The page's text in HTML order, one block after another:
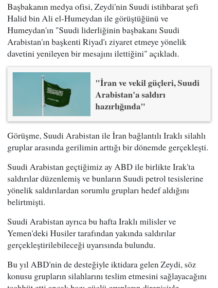
Başbakanın medya ofisi, Zeydi'nin Suudi istihbarat şefi
Halid bin Ali el-Humeydan ile görüştüğünü ve
Humeydan'ın "Suudi liderliğinin başbakanı Suudi
Arabistan'ın başkenti Riyad'ı ziyaret etmeye yönelik
davetini yenileyen bir mesajını ilettiğini" açıkladı.
"İran ve vekil güçleri, Suudi
Arabistan'a saldırı
hazırlığında"
Görüşme, Suudi Arabistan ile İran bağlantılı Iraklı silahlı
gruplar arasında gerilimin arttığı bir dönemde gerçekleşti.
Suudi Arabistan geçtiğimiz ay ABD ile birlikte Irak'ta
saldırılar düzenlemiş ve bunların Suudi petrol tesislerine
yönelik saldırılardan sorumlu grupları hedef aldığını
belirtmişti.
Suudi Arabistan ayrıca bu hafta Iraklı milisler ve
Yemen'deki Husiler tarafından yakında saldırılar
gerçekleştirilebileceği uyarısında bulundu.
Bu yıl ABD'nin de desteğiyle iktidara gelen Zeydi, söz
konusu grupların silahlarını teslim etmesini sağlayacağını